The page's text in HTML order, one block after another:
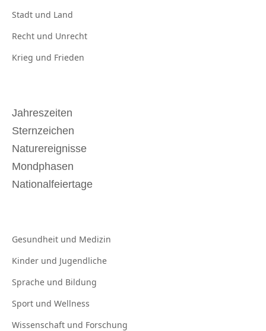
Stadt und Land
Recht und Unrecht
Krieg und Frieden
Jahreszeiten
Sternzeichen
Naturereignisse
Mondphasen
Nationalfeiertage
Gesundheit und Medizin
Kinder und Jugendliche
Sprache und Bildung
Sport und Wellness
Wissenschaft und Forschung